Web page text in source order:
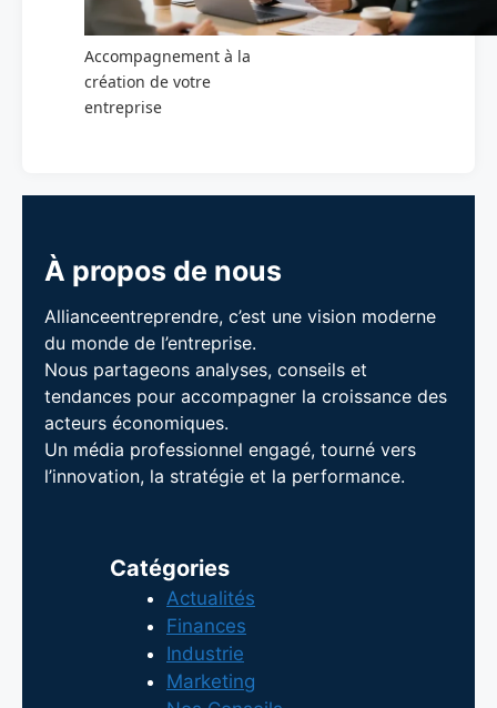
Accompagnement à la
création de votre
entreprise
À propos de nous
Allianceentreprendre, c’est une vision moderne
du monde de l’entreprise.
Nous partageons analyses, conseils et
tendances pour accompagner la croissance des
acteurs économiques.
Un média professionnel engagé, tourné vers
l’innovation, la stratégie et la performance.
Catégories
Actualités
Finances
Industrie
Marketing